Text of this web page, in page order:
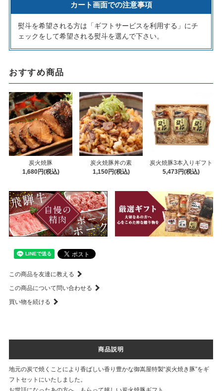
カート画面での注意事項
熨斗を希望される方は「ギフトサービスを利用する」にチ
ェックをして希望される熨斗を選んで下さい。
おすすめ商品
炭火焼豚
1,680円(税込)
炭火焼豚丼の素
1,150円(税込)
炭火焼豚3本入りギフト
5,473円(税込)
この商品を友達に教える
この商品について問い合わせる
買い物を続ける
商品説明
地元の炭で焼くことにより香ばしい香り豊かな御嵩屋特製“炭火焼き豚”をギ
フトセットにいたしました。